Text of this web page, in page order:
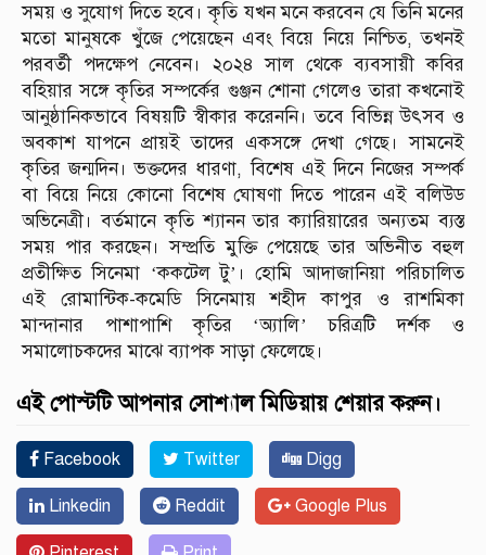
সময় ও সুযোগ দিতে হবে। কৃতি যখন মনে করবেন যে তিনি মনের
মতো মানুষকে খুঁজে পেয়েছেন এবং বিয়ে নিয়ে নিশ্চিত, তখনই
পরবর্তী পদক্ষেপ নেবেন। ২০২৪ সাল থেকে ব্যবসায়ী কবির
বহিয়ার সঙ্গে কৃতির সম্পর্কের গুঞ্জন শোনা গেলেও তারা কখনোই
আনুষ্ঠানিকভাবে বিষয়টি স্বীকার করেননি। তবে বিভিন্ন উৎসব ও
অবকাশ যাপনে প্রায়ই তাদের একসঙ্গে দেখা গেছে। সামনেই
কৃতির জন্মদিন। ভক্তদের ধারণা, বিশেষ এই দিনে নিজের সম্পর্ক
বা বিয়ে নিয়ে কোনো বিশেষ ঘোষণা দিতে পারেন এই বলিউড
অভিনেত্রী। বর্তমানে কৃতি শ্যানন তার ক্যারিয়ারের অন্যতম ব্যস্ত
সময় পার করছেন। সম্প্রতি মুক্তি পেয়েছে তার অভিনীত বহুল
প্রতীক্ষিত সিনেমা ‘ককটেল টু’। হোমি আদাজানিয়া পরিচালিত
এই রোমান্টিক-কমেডি সিনেমায় শহীদ কাপুর ও রাশমিকা
মান্দানার পাশাপাশি কৃতির ‘অ্যালি’ চরিত্রটি দর্শক ও
সমালোচকদের মাঝে ব্যাপক সাড়া ফেলেছে।
এই পোস্টটি আপনার সোশ্যাল মিডিয়ায় শেয়ার করুন।
Facebook Twitter Digg
Linkedin Reddit Google Plus